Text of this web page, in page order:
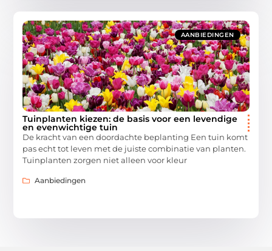
AANBIEDINGEN
Tuinplanten kiezen: de basis voor een levendige
en evenwichtige tuin
De kracht van een doordachte beplanting Een tuin komt
pas echt tot leven met de juiste combinatie van planten.
Tuinplanten zorgen niet alleen voor kleur
Aanbiedingen